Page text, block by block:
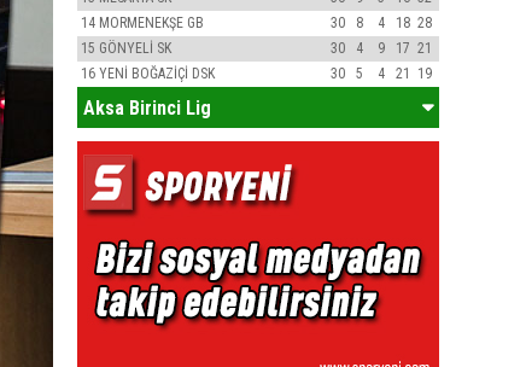
14 MORMENEKŞE GB 30 8 4 18 28
15 GÖNYELİ SK 30 4 9 17 21
16 YENİ BOĞAZİÇİ DSK 30 5 4 21 19
Aksa Birinci Lig